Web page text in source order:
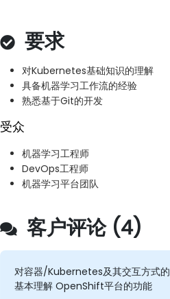
要求
对Kubernetes基础知识的理解
具备机器学习工作流的经验
熟悉基于Git的开发
受众
机器学习工程师
DevOps工程师
机器学习平台团队
客户评论 (4)
对容器/Kubernetes及其交互方式的
基本理解 OpenShift平台的功能